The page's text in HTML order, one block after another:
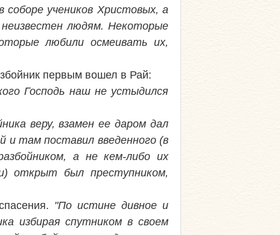
учеников Христовых, а
неизвестен людям. Некоторые
любили осмеивать их,
первым вошел в Рай:
Господь наш не устыдился
веру, взамен ее даром дал
и там поставил введенного (в
а не кем-либо их
открыт был преступником,
"По истине дивное и
избирая спутником в своем